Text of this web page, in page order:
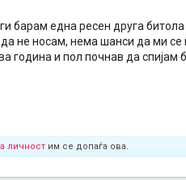
барам една ресен друга битола
не носам, нема шанси да ми се
година и пол почнав да спијам
личност им се допаѓа ова.